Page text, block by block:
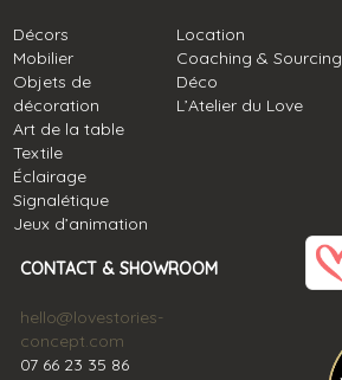
Décors
Mobilier
Objets de
décoration
Art de la table
Textile
Éclairage
Signalétique
Jeux d’animation
Location
Coaching & Sourcing
Déco
L’Atelier du Love
CONTACT & SHOWROOM
hello@lovestories-
concept.com
07 66 23 35 86